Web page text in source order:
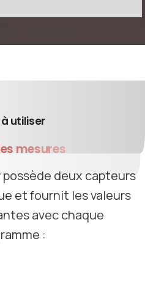
utiliser
mesures
possède deux capteurs
et fournit les valeurs
avec chaque
: